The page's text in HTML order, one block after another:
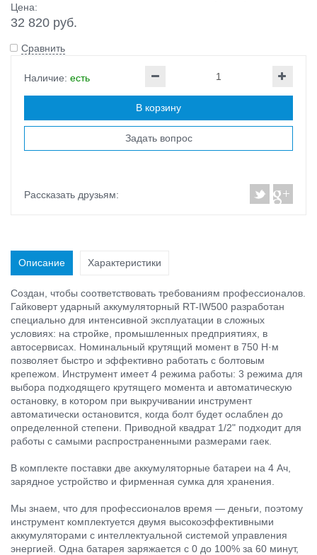
Цена:
32 820 руб.
Сравнить
Наличие: есть
В корзину
Задать вопрос
Рассказать друзьям:
Описание Характеристики
Создан, чтобы соответствовать требованиям профессионалов.
Гайковерт ударный аккумуляторный RT-IW500 разработан
специально для интенсивной эксплуатации в сложных
условиях: на стройке, промышленных предприятиях, в
автосервисах. Номинальный крутящий момент в 750 Н·м
позволяет быстро и эффективно работать с болтовым
крепежом. Инструмент имеет 4 режима работы: 3 режима для
выбора подходящего крутящего момента и автоматическую
остановку, в котором при выкручивании инструмент
автоматически остановится, когда болт будет ослаблен до
определенной степени. Приводной квадрат 1/2" подходит для
работы с самыми распространенными размерами гаек.
В комплекте поставки две аккумуляторные батареи на 4 Ач,
зарядное устройство и фирменная сумка для хранения.
Мы знаем, что для профессионалов время — деньги, поэтому
инструмент комплектуется двумя высокоэффективными
аккумуляторами с интеллектуальной системой управления
энергией. Одна батарея заряжается с 0 до 100% за 60 минут,